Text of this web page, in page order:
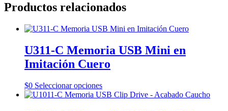
Productos relacionados
U311-C Memoria USB Mini en
Imitación Cuero
$0 Seleccionar opcionesEste
producto